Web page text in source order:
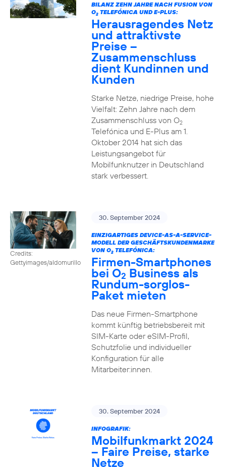
BILANZ ZEHN JAHRE NACH FUSION VON
O2TELEFÓNICA UND E-PLUS:
Herausragendes Netz
und attraktivste
Preise –
Zusammenschluss
dient Kundinnen und
Kunden
Starke Netze, niedrige Preise, hohe
Vielfalt: Zehn Jahre nach dem
Zusammenschluss von O2
Telefónica und E-Plus am 1.
Oktober 2014 hat sich das
Leistungsangebot für
Mobilfunknutzer in Deutschland
stark verbessert.
Credits:
Gettyimages/aldomurillo
30. September 2024
EINZIGARTIGES DEVICE-AS-A-SERVICE-
MODELL DER GESCHÄFTSKUNDENMARKE
VON O2TELEFÓNICA:
Firmen-Smartphones
bei O2 Business als
Rundum-sorglos-
Paket mieten
Das neue Firmen-Smartphone
kommt künftig betriebsbereit mit
SIM-Karte oder eSIM-Profil,
Schutzfolie und individueller
Konfiguration für alle
Mitarbeiter:innen.
30. September 2024
INFOGRAFIK:
Mobilfunkmarkt 2024
– Faire Preise, starke
Netze